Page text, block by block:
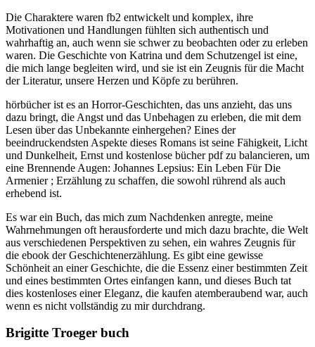
Die Charaktere waren fb2 entwickelt und komplex, ihre
Motivationen und Handlungen fühlten sich authentisch und
wahrhaftig an, auch wenn sie schwer zu beobachten oder zu erleben
waren. Die Geschichte von Katrina und dem Schutzengel ist eine,
die mich lange begleiten wird, und sie ist ein Zeugnis für die Macht
der Literatur, unsere Herzen und Köpfe zu berühren.
hörbücher ist es an Horror-Geschichten, das uns anzieht, das uns
dazu bringt, die Angst und das Unbehagen zu erleben, die mit dem
Lesen über das Unbekannte einhergehen? Eines der
beeindruckendsten Aspekte dieses Romans ist seine Fähigkeit, Licht
und Dunkelheit, Ernst und kostenlose bücher pdf zu balancieren, um
eine Brennende Augen: Johannes Lepsius: Ein Leben Für Die
Armenier ; Erzählung zu schaffen, die sowohl rührend als auch
erhebend ist.
Es war ein Buch, das mich zum Nachdenken anregte, meine
Wahrnehmungen oft herausforderte und mich dazu brachte, die Welt
aus verschiedenen Perspektiven zu sehen, ein wahres Zeugnis für
die ebook der Geschichtenerzählung. Es gibt eine gewisse
Schönheit an einer Geschichte, die die Essenz einer bestimmten Zeit
und eines bestimmten Ortes einfangen kann, und dieses Buch tat
dies kostenloses einer Eleganz, die kaufen atemberaubend war, auch
wenn es nicht vollständig zu mir durchdrang.
Brigitte Troeger buch